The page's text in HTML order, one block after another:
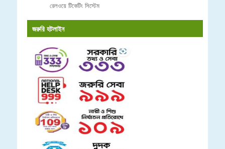
রেলওয়ে টিকেটিং সিস্টেম
জরুরি হটলাইন